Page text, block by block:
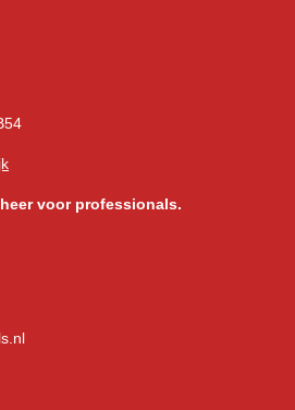
voor professionals.